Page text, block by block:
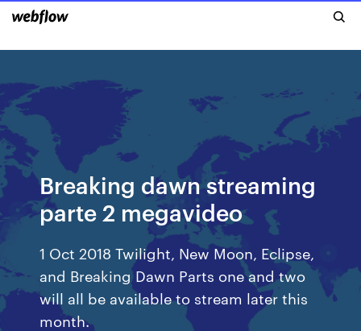
Breaking dawn streaming
parte 2 megavideo
1 Oct 2018 Twilight, New Moon, Eclipse,
and Breaking Dawn Parts one and two
will all be available to stream later this
month.